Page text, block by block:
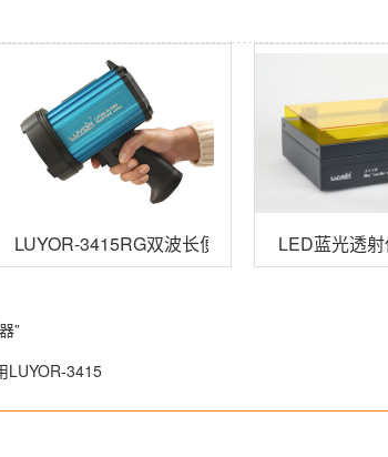
LUYOR-3415RG双波长便携式荧光蛋白激发光
LED蓝光透
”
LUYOR-3415